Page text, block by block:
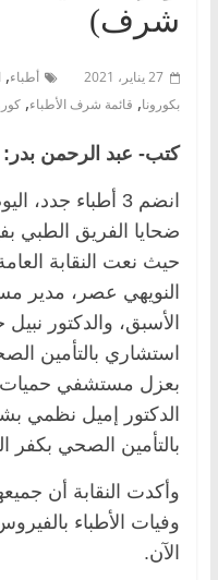
شرف)
27 يناير، 2021 أطباء,
بكورونا, قائمة شرف الأطباء,
كتب- عبد الرحمن بدر:
انضم 3 أطباء
حيث نعت النقابة
النويهي عصر، مدير
الأسبق، والدكتور
استشاري بالتأمين
بعزل مستشفي حميات
الدكتور إميل نظمي
بالتأمين الصحي بكفر
وأكدت النقابة أن
الآن.